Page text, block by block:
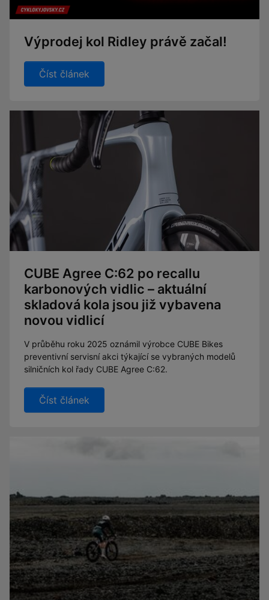
Výprodej kol Ridley právě začal!
Číst článek
CUBE Agree C:62 po recallu
karbonových vidlic – aktuální
skladová kola jsou již vybavena
novou vidlicí
V průběhu roku 2025 oznámil výrobce CUBE Bikes
preventivní servisní akci týkající se vybraných modelů
silničních kol řady CUBE Agree C:62.
Číst článek